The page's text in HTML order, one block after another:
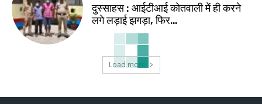
दुस्साहस : आईटीआई कोतवाली में ही करने
लगे लड़ाई झगड़ा, फिर…
Load more